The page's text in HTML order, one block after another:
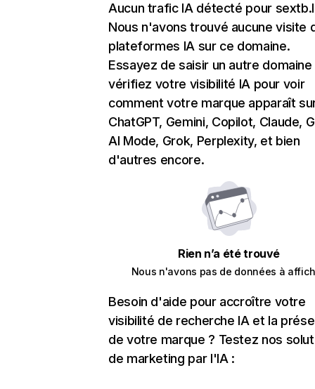
Aucun trafic IA détecté pour
Nous n'avons trouvé aucune visite
plateformes IA sur ce domaine.
Essayez de saisir un autre domaine
vérifiez votre visibilité IA pour voir
comment votre marque apparaît
ChatGPT, Gemini, Copilot, Claude,
AI Mode, Grok, Perplexity, et bien
d'autres encore.
Rien n’a été trouvé
Nous n'avons pas de données à
Besoin d'aide pour accroître votre
visibilité de recherche IA et la
de votre marque ? Testez nos
de marketing par l'IA :